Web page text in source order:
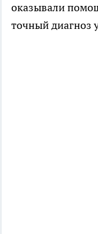
оказывали
точный диагноз